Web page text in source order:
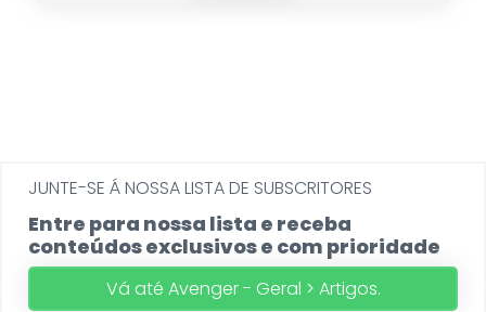
JUNTE-SE Á NOSSA LISTA DE SUBSCRITORES
Entre para nossa lista e receba
conteúdos exclusivos e com prioridade
Vá até Avenger - Geral > Artigos.